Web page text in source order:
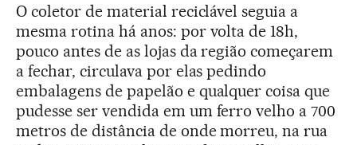
O coletor de material reciclável seguia a
mesma rotina há anos: por volta de 18h,
pouco antes de as lojas da região começarem
a fechar, circulava por elas pedindo
embalagens de papelão e qualquer coisa que
pudesse ser vendida em um ferro velho a 700
metros de distância de onde morreu, na rua